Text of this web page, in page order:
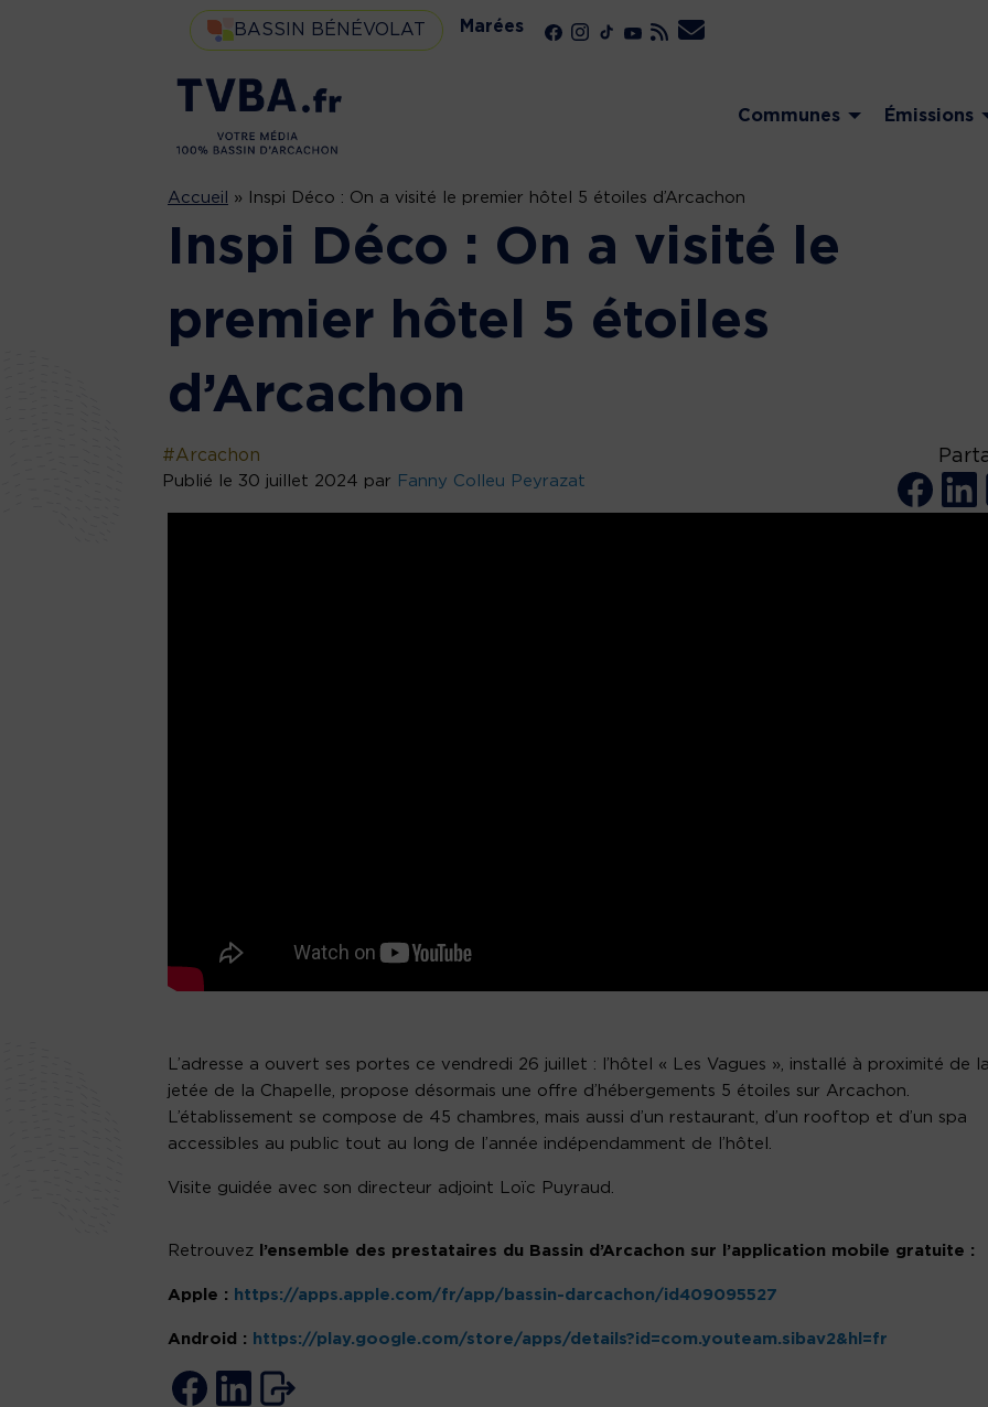
BASSIN BÉNÉVOLAT Marées
Communes Émissions
Accueil » Inspi Déco : On a visité le premier hôtel 5 étoiles d’Arcachon
Inspi Déco : On a visité le
premier hôtel 5 étoiles
d’Arcachon
#Arcachon
Publié le 30 juillet 2024 par Fanny Colleu Peyrazat
L’adresse a ouvert ses portes ce vendredi 26 juillet : l’hôtel « Les Vagues », installé à proximité de
jetée de la Chapelle, propose désormais une offre d’hébergements 5 étoiles sur Arcachon.
L’établissement se compose de 45 chambres, mais aussi d’un restaurant, d’un rooftop et d’un spa
accessibles au public tout au long de l’année indépendamment de l’hôtel.
Visite guidée avec son directeur adjoint Loïc Puyraud.
Retrouvez l’ensemble des prestataires du Bassin d’Arcachon sur l’application mobile gratuite :
Apple : https://apps.apple.com/fr/app/bassin-darcachon/id409095527
Android : https://play.google.com/store/apps/details?id=com.youteam.sibav2&hl=fr